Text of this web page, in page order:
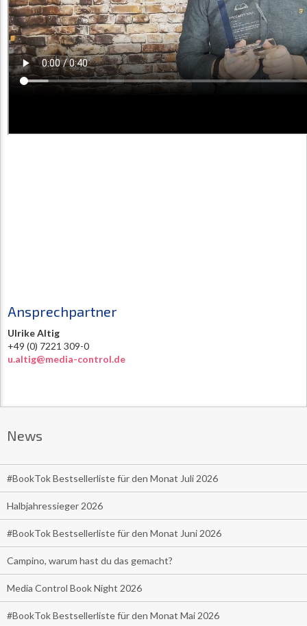
Ansprechpartner
Ulrike Altig
+49 (0) 7221 309-0
u.altig@media-control.de
News
#BookTok Bestsellerliste für den Monat Juli 2026
Halbjahressieger 2026
#BookTok Bestsellerliste für den Monat Juni 2026
Campino, warum hast du das gemacht?
Media Control Book Night 2026
#BookTok Bestsellerliste für den Monat Mai 2026